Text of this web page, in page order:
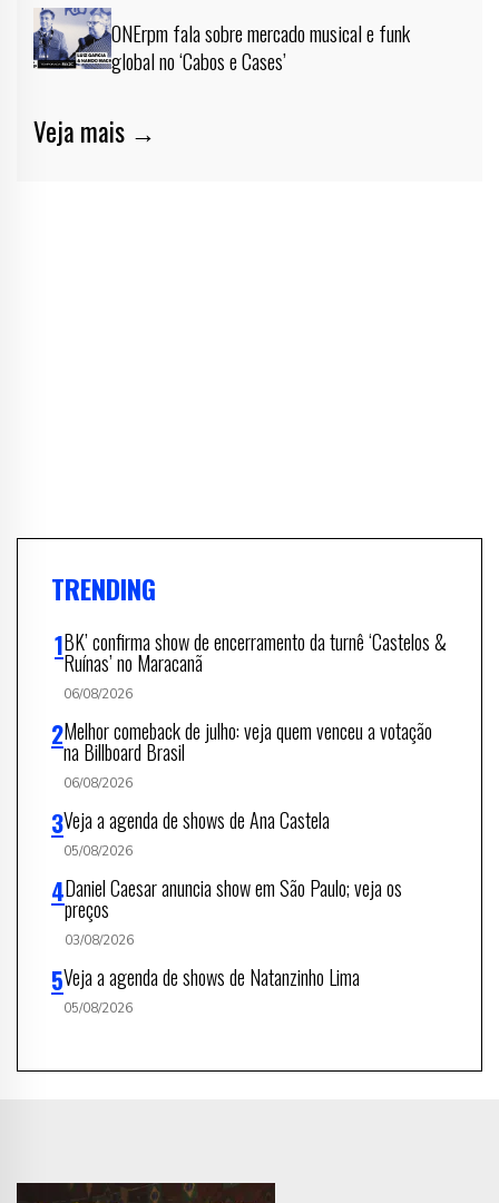
ONErpm fala sobre mercado musical e funk
global no ‘Cabos e Cases’
Veja mais →
TRENDING
BK’ confirma show de encerramento da turnê ‘Castelos &
Ruínas’ no Maracanã
06/08/2026
Melhor comeback de julho: veja quem venceu a votação
na Billboard Brasil
06/08/2026
Veja a agenda de shows de Ana Castela
05/08/2026
Daniel Caesar anuncia show em São Paulo; veja os
preços
03/08/2026
Veja a agenda de shows de Natanzinho Lima
05/08/2026